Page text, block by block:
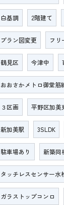
白基調 2階建て
プラン図変更 フリ
鶴見区 今津中
おおさかメトロ御堂筋
３区画 平野区加美
新加美駅 3SLDK
駐車場あり 新築同
タッチレスセンサー水
ガラストップコンロ